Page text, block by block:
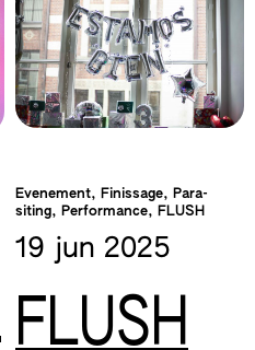
Evenement, Finissage, Para-
siting, Performance, FLUSH
19 jun 2025
FLUSH